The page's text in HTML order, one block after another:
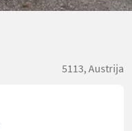
5113, Austrija